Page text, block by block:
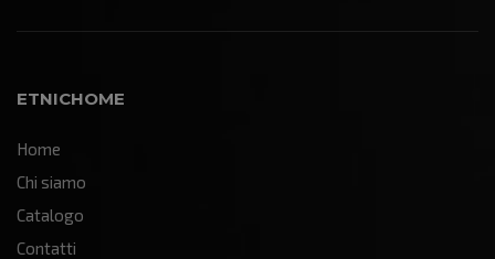
ETNICHOME
Home
Chi siamo
Catalogo
Contatti